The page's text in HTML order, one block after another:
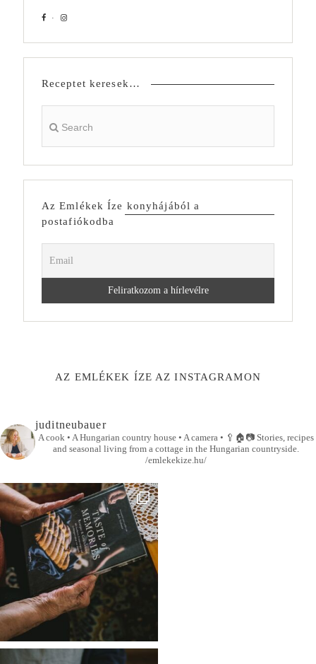
Receptet keresek…
Az Emlékek Íze konyhájából a
postafiókodba
AZ EMLÉKEK ÍZE AZ INSTAGRAMON
juditneubauer
A cook • A Hungarian country house • A camera • 🥄🏠📷Stories, recipes
and seasonal living from a cottage in the Hungarian countryside.
/emlekekize.hu/